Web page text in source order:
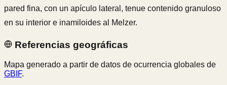
pared fina, con un apículo lateral, tenue contenido granuloso
en su interior e inamiloides al Melzer.
Referencias geográficas
Mapa generado a partir de datos de ocurrencia globales de
GBIF.